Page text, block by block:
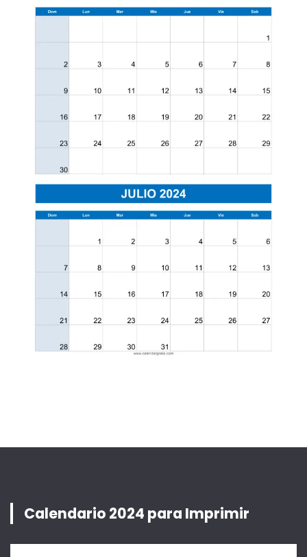
Calendario 2024 para Imprimir